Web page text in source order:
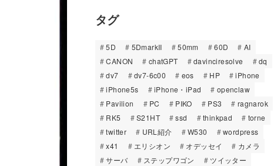
タグ
5D 5DmarkII 50mm 60D
AI
CANON
chatGPT davinciresolve
dq
dv7
dv7-6c00 eos HP
iPhone
iPhone5s
iPhone・iPad
openclaw
Pavilion
PC PIKO PS3
ragnarok
RK5
S21HT ssd thinkpad
torne
twitter
URL紹介 W530
wordpress
x41
エリシオン オデッセイ
カメラ
サーバ
ステップワゴン
ツイッター